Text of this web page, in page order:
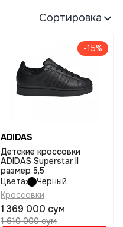
Сортировка
-15%
ADIDAS
Детские кроссовки
ADIDAS Superstar II
размер 5,5
Цвета:
Черный
Кроссовки
1 369 000 сум
1 610 000 сум